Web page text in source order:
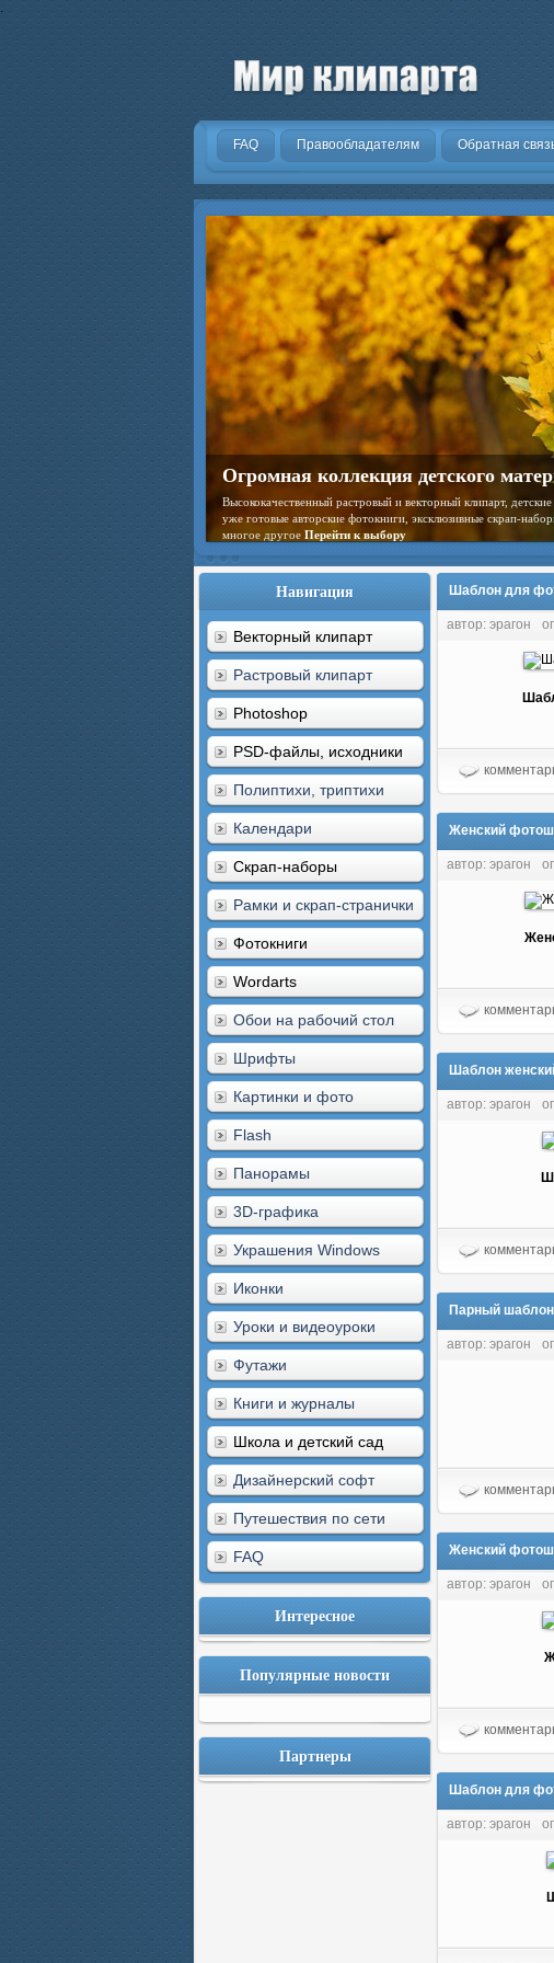
.
FAQ Правообладателям Обратная
Огромная коллекция детского
Высококачественный растровый и векторный клипарт,
уже готовые авторские фотокниги, эксклюзивные скрап-
многое другое Перейти к выбору
Навигация
Векторный клипарт
Растровый клипарт
Photoshop
PSD-файлы, исходники
Полиптихи, триптихи
Календари
Скрап-наборы
Рамки и скрап-странички
Фотокниги
Wordarts
Обои на рабочий стол
Шрифты
Картинки и фото
Flash
Панорамы
3D-графика
Украшения Windows
Иконки
Уроки и видеоуроки
Футажи
Книги и журналы
Школа и детский сад
Дизайнерский софт
Путешествия по сети
FAQ
Интересное
Популярные новости
Партнеры
Шаблон для
автор: эрагон
Женский
автор: эрагон
Шаблон
автор: эрагон
Парный
автор: эрагон
Женский
автор: эрагон
Шаблон для
автор: эрагон